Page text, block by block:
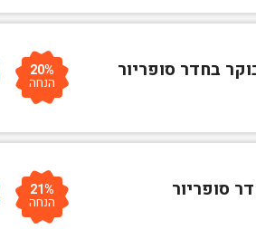
20%
הנחה
21%
הנחה